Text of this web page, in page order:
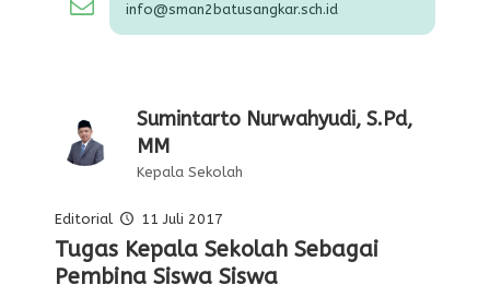
info@sman2batusangkar.sch.id
Sumintarto Nurwahyudi, S.Pd,
MM
Kepala Sekolah
Pelajaran Serta Keteladanan Dari
Para Pahlawan
Editorial 11 Juli 2017
Tugas Kepala Sekolah Sebagai
Pembina Siswa Siswa
Editorial Oleh Kepala Sekolah
Membentuk Karakter Siswa Di
Sekolah